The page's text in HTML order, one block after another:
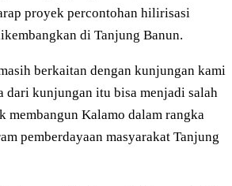
proyek percontohan hilirisasi
di Tanjung Banun.
berkaitan dengan kunjungan kami
dari kunjungan itu bisa menjadi salah
membangun Kalamo dalam rangka
pemberdayaan masyarakat Tanjung